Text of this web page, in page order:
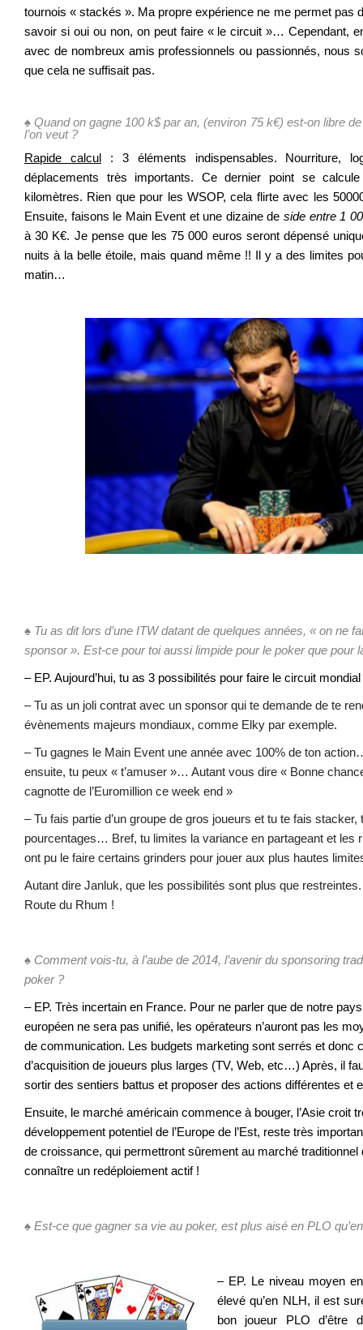
tournois « stackés ». Ma propre expérience ne me permet pas
savoir si oui ou non, on peut faire « le circuit »… Cependant,
avec de nombreux amis professionnels ou passionnés, nous
que cela ne suffisait pas.
♠Quand on gagne 100 k$ par an, (environ 75 k€) est-on libre
l’on veut ?
Rapide calcul: 3 éléments indispensables. Nourriture,
déplacements très importants. Ce dernier point se
kilomètres. Rien que pour les WSOP, cela flirte avec les
Ensuite, faisons le Main Event et une dizaine de side entre 1
à 30 K€. Je pense que les 75 000 euros seront dépensé
nuits à la belle étoile, mais quand même !! Il y a des limites
matin…
♠ Tu as dit lors d’une ITW datant de quelques années, « on ne
sponsor ». Est-ce pour toi aussi limpide pour le poker que pour
– EP. Aujourd’hui, tu as 3 possibilités pour faire le circuit mondial
– Tu as un joli contrat avec un sponsor qui te demande de te
évènements majeurs mondiaux, comme Elky par exemple.
– Tu gagnes le Main Event une année avec 100% de ton
ensuite, tu peux « t’amuser »… Autant vous dire « Bonne
cagnotte de l’Euromillion ce week end »
– Tu fais partie d’un groupe de gros joueurs et tu te fais stacker,
pourcentages… Bref, tu limites la variance en partageant et les
ont pu le faire certains grinders pour jouer aux plus hautes
Autant dire Janluk, que les possibilités sont plus que
Route du Rhum !
♠ Comment vois-tu, à l’aube de 2014, l’avenir du sponsoring
poker ?
– EP. Très incertain en France. Pour ne parler que de notre
européen ne sera pas unifié, les opérateurs n’auront pas les
de communication. Les budgets marketing sont serrés et donc
d’acquisition de joueurs plus larges (TV, Web, etc…) Après, il
sortir des sentiers battus et proposer des actions différentes et
Ensuite, le marché américain commence à bouger, l’Asie croit
développement potentiel de l’Europe de l’Est, reste très
de croissance, qui permettront sûrement au marché
connaître un redéploiement actif !
♠ Est-ce que gagner sa vie au poker, est plus aisé en PLO
– EP. Le niveau moyen
élevé qu’en NLH, il est
bon joueur PLO d’être